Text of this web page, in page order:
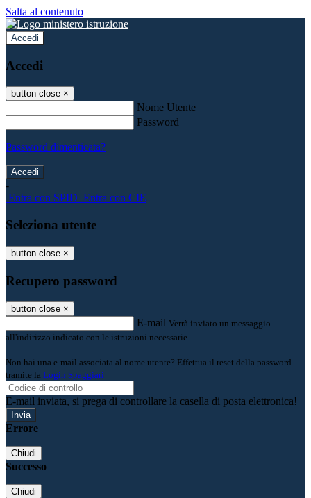
Salta al contenuto
Accedi
Accedi
button close ×
Nome Utente
Password
Password dimenticata?
-
Entra con SPID Entra con CIE
Seleziona utente
button close ×
Recupero password
button close ×
E-mail Verrà inviato un messaggio
all'indirizzo indicato con le istruzioni necessarie.
Non hai una e-mail associata al nome utente? Effettua il reset della password
tramite la Login Spaggiari
E-mail inviata, si prega di controllare la casella di posta elettronica!
Errore
Chiudi
Successo
Chiudi